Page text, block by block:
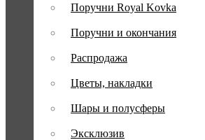
Поручни Royal Kovka
Поручни и окончания
Распродажа
Цветы, накладки
Шары и полусферы
Эксклюзив